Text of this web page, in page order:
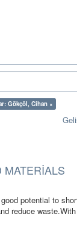
Gökçöl, Cihan ×
potential to
reduce